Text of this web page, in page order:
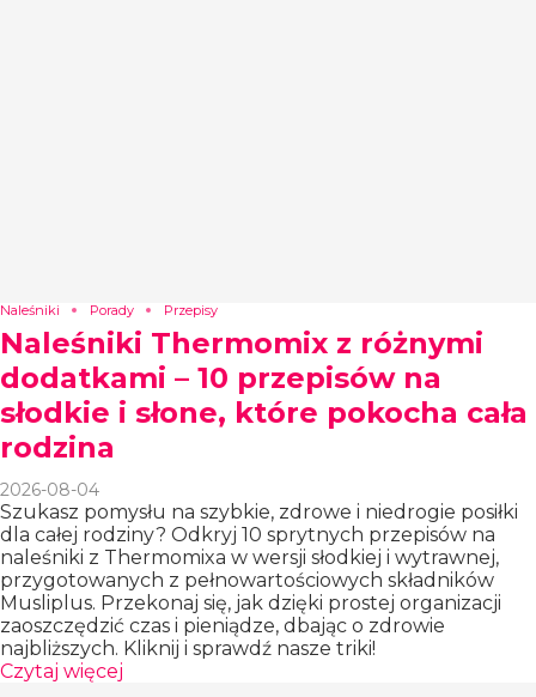
Naleśniki Porady Przepisy
Naleśniki Thermomix z różnymi
dodatkami – 10 przepisów na
słodkie i słone, które pokocha cała
rodzina
2026-08-04
Szukasz pomysłu na szybkie, zdrowe i niedrogie posiłki
dla całej rodziny? Odkryj 10 sprytnych przepisów na
naleśniki z Thermomixa w wersji słodkiej i wytrawnej,
przygotowanych z pełnowartościowych składników
Musliplus. Przekonaj się, jak dzięki prostej organizacji
zaoszczędzić czas i pieniądze, dbając o zdrowie
najbliższych. Kliknij i sprawdź nasze triki!
Czytaj więcej